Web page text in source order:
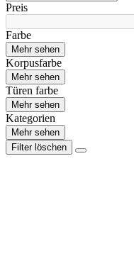
Preis
Farbe
Mehr sehen
Korpusfarbe
Mehr sehen
Türen farbe
Mehr sehen
Kategorien
Mehr sehen
Filter löschen